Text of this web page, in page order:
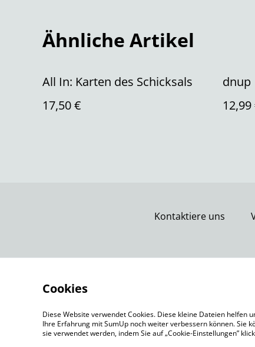
Ähnliche Artikel
All In: Karten des Schicksals
17,50 €
dnup
12,99
Kontaktiere uns
©2026 Spielepforte
Cookies
Diese Website verwendet Cookies. Diese kleine Dateien helfen
Ihre Erfahrung mit SumUp noch weiter verbessern können. Sie
sie verwendet werden, indem Sie auf „Cookie-Einstellungen”